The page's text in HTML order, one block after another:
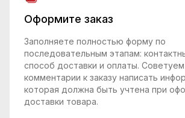
Оформите заказ
Заполняете полностью форму по
последовательным этапам:
способ доставки и оплаты.
комментарии к заказу написать
которая должна быть учтена при
доставки товара.